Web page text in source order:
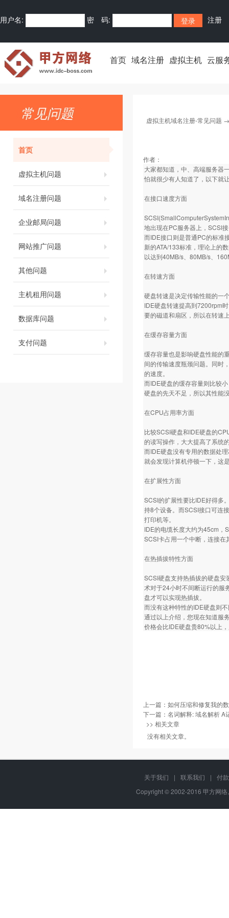
用户名: 密 码: 注册
首页 域名注册 虚拟主机 云服
常见问题
首页
虚拟主机问题
域名注册问题
企业邮局问题
网站推广问题
其他问题
主机租用问题
数据库问题
支付问题
虚拟主机域名注册-常见问题
作者：
大家都知道，中、高端服务器
怕就很少有人知道了，以下就
在接口速度方面
地出现在PC服务器上，SCSI
而IDE接口则是普通PC的标准
新的ATA/133标准，理论上的
以达到40MB/s、80MB/s、
在转速方面
硬盘转速是决定传输性能的一
IDE硬盘转速提高到7200rpm
要的磁道和扇区，所以在转速
在缓存容量方面
缓存容量也是影响硬盘性能的
间的传输速度瓶颈问题。同时
的速度。
而IDE硬盘的缓存容量则比较
硬盘的先天不足，所以其性能
在CPU占用率方面
比较SCSI硬盘和IDE硬盘的
的读写操作，大大提高了系统
而IDE硬盘没有专用的数据处
就会发现计算机停顿一下，这
在扩展性方面
SCSI的扩展性要比IDE好得多
持8个设备。而SCSI接口可连
打印机等。
IDE的电缆长度大约为45cm，
SCSI卡占用一个中断，连接
在热插拔特性方面
SCSI硬盘支持热插拔的硬盘
术对于24小时不间断运行的服
盘才可以实现热插拔。
而没有这种特性的IDE硬盘则
通过以上介绍，您现在知道服
价格会比IDE硬盘贵80%以上
上一篇： 如何压缩和修复我的
下一篇： 名词解释: 域名解析 A
>> 相关文章
没有相关文章。
关于我们 | 联系我们 |
付
Copyright © 2002-2016 甲方网